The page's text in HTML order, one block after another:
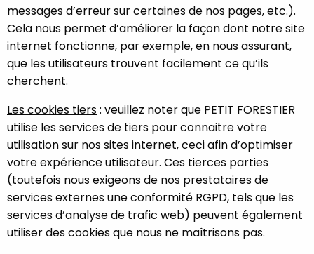
messages d’erreur sur certaines de nos pages, etc.).
Cela nous permet d’améliorer la façon dont notre site
internet fonctionne, par exemple, en nous assurant,
que les utilisateurs trouvent facilement ce qu’ils
cherchent.
Les cookies tiers: veuillez noter que PETIT FORESTIER
utilise les services de tiers pour connaitre votre
utilisation sur nos sites internet, ceci afin d’optimiser
votre expérience utilisateur. Ces tierces parties
(toutefois nous exigeons de nos prestataires de
services externes une conformité RGPD, tels que les
services d’analyse de trafic web) peuvent également
utiliser des cookies que nous ne maîtrisons pas.